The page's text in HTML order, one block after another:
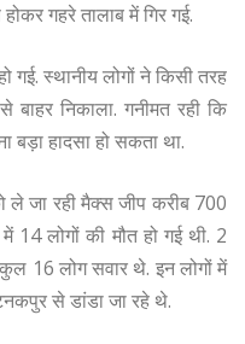
गहरे तालाब में गिर गई.
गई. स्थानीय लोगों ने किसी तरह
बाहर निकाला. गनीमत रही कि
बड़ा हादसा हो सकता था.
ले जा रही मैक्स जीप करीब 700
14 लोगों की मौत हो गई थी. 2
16 लोग सवार थे. इन लोगों में
से डांडा जा रहे थे.